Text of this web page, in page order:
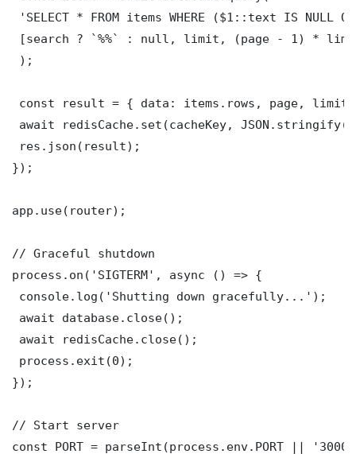
'SELECT * FROM items WHERE ($1::text IS NULL
[search ? `%%` : null, limit, (page - 1) *
);
const result = { data: items.rows, page,
await redisCache.set(cacheKey,
res.json(result);
});
app.use(router);
// Graceful shutdown
process.on('SIGTERM', async () => {
console.log('Shutting down gracefully...');
await database.close();
await redisCache.close();
process.exit(0);
});
// Start server
const PORT = parseInt(process.env.PORT ||